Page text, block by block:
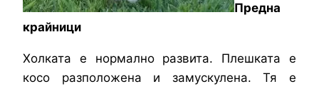
Предна
крайници
Холката е нормално развита. Плешката е
косо разположена и замускулена. Тя е